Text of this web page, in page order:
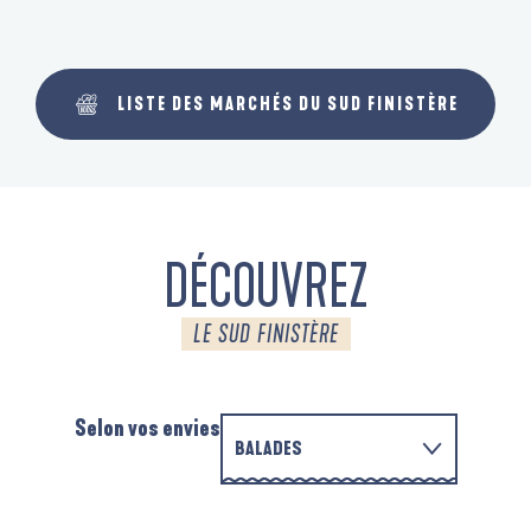
LISTE DES MARCHÉS DU SUD FINISTÈRE
DÉCOUVREZ
LE SUD FINISTÈRE
Selon vos envies
BALADES
PARCOURS D'INTERPRÉTATION DE L'ANSE